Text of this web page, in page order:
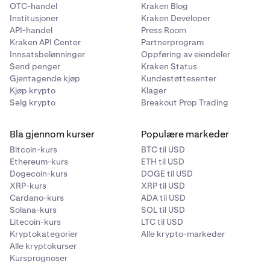
OTC-handel
Institusjoner
API-handel
Kraken API Center
Innsatsbelønninger
Send penger
Gjentagende kjøp
Kjøp krypto
Selg krypto
Kraken Blog
Kraken Developer
Press Room
Partnerprogram
Oppføring av eiendeler
Kraken Status
Kundestøttesenter
Klager
Breakout Prop Trading
Bla gjennom kurser
Bitcoin-kurs
Ethereum-kurs
Dogecoin-kurs
XRP-kurs
Cardano-kurs
Solana-kurs
Litecoin-kurs
Kryptokategorier
Alle kryptokurser
Kursprognoser
Populære markeder
BTC til USD
ETH til USD
DOGE til USD
XRP til USD
ADA til USD
SOL til USD
LTC til USD
Alle krypto-markeder